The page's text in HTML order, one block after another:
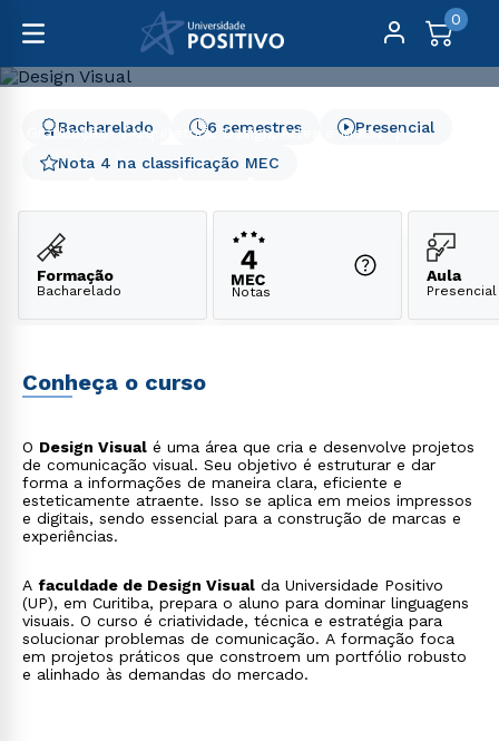
0
Graduação
Arquitetura, Design, Artes e Moda
Design Visual
Nota 4 na classificação MEC
6 semestres
Bacharelado Presencial
Formação
Bacharelado Notas
Aula
Presencial
Conheça o curso
O Design Visual é uma área que cria e desenvolve projetos
de comunicação visual. Seu objetivo é estruturar e dar
forma a informações de maneira clara, eficiente e
esteticamente atraente. Isso se aplica em meios impressos
e digitais, sendo essencial para a construção de marcas e
experiências.
A faculdade de Design Visual da Universidade Positivo
(UP), em Curitiba, prepara o aluno para dominar linguagens
visuais. O curso é criatividade, técnica e estratégia para
solucionar problemas de comunicação. A formação foca
em projetos práticos que constroem um portfólio robusto
e alinhado às demandas do mercado.